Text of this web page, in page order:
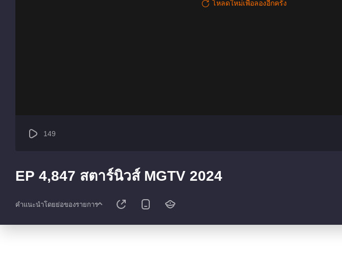
โหลดใหม่เพื่อลองอีกครั้ง
149
EP 4,847 สตาร์นิวส์ MGTV 2024
คำแนะนำโดยย่อของรายการ